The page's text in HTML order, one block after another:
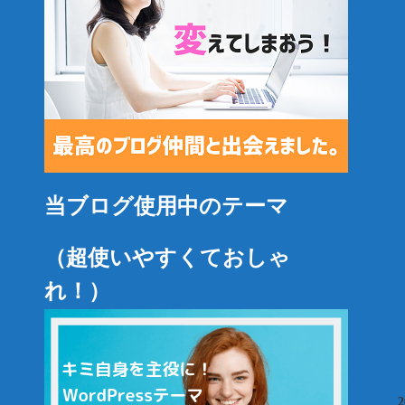
当ブログ使用中のテーマ
（超使いやすくておしゃ
れ！）